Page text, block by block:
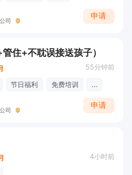
司
申请
住+不耽误接送孩子）
55分钟前
节日福利 免费培训 ...
司
申请
4小时前